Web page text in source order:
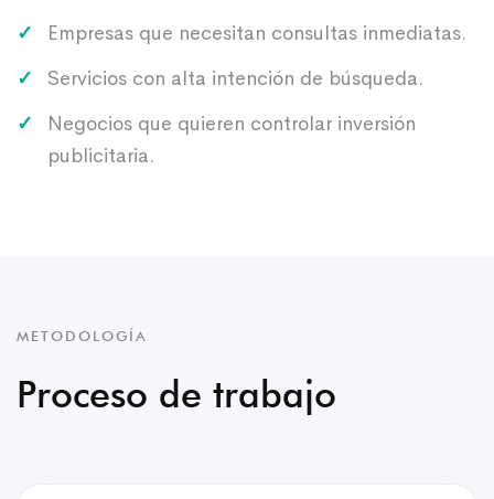
Empresas que necesitan consultas inmediatas.
Servicios con alta intención de búsqueda.
Negocios que quieren controlar inversión
publicitaria.
METODOLOGÍA
Proceso de trabajo